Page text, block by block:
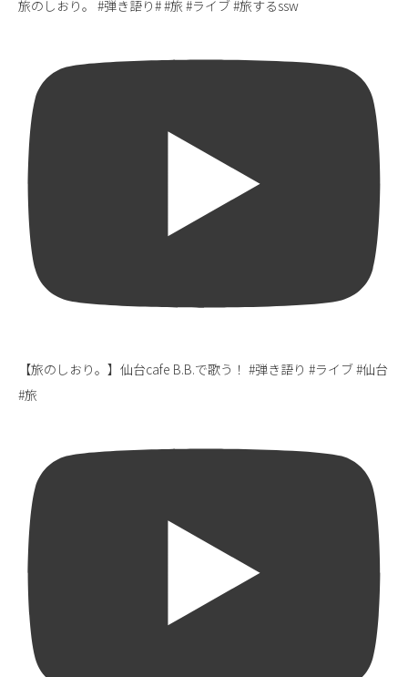
旅のしおり。 #弾き語り# #旅 #ライブ #旅するssw
【旅のしおり。】仙台cafe B.B.で歌う！ #弾き語り #ライブ #仙台
#旅